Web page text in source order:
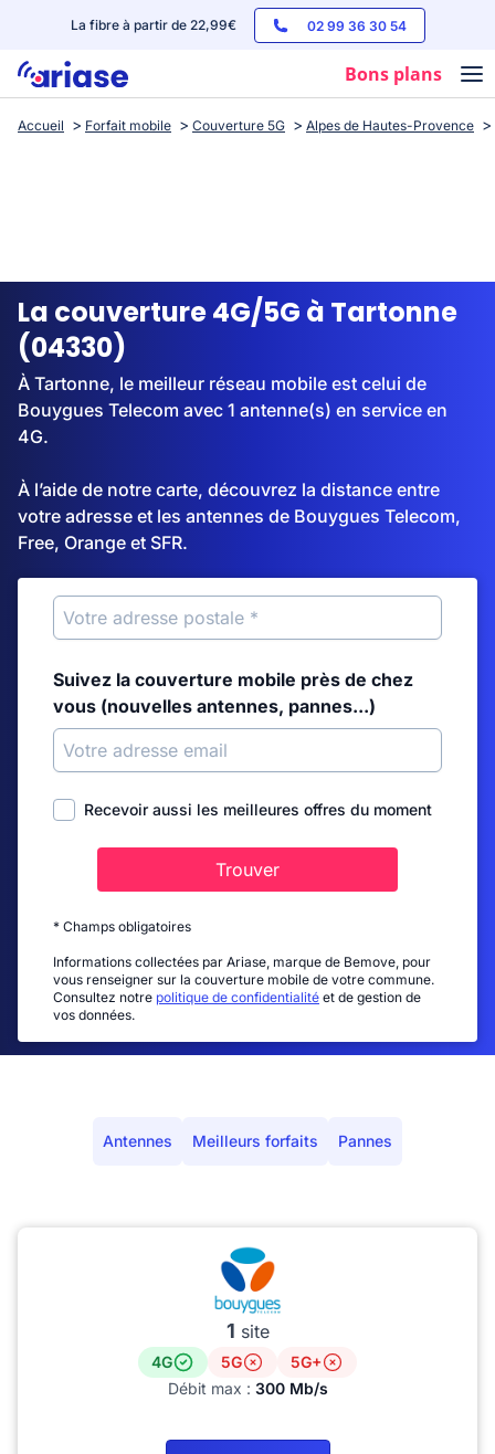
La fibre à partir de 22,99€ 02 99 36 30 54
Bons plans
Box internet
Streaming
Accueil Forfait mobile Couverture 5G Alpes de Hautes-Provence
La couverture 4G/5G à Tartonne
(04330)
À Tartonne, le meilleur réseau mobile est celui de
Bouygues Telecom avec 1 antenne(s) en service en
4G.
À l’aide de notre carte, découvrez la distance entre
votre adresse et les antennes de Bouygues Telecom,
Free, Orange et SFR.
Suivez la couverture mobile près de chez
vous (nouvelles antennes, pannes...)
Recevoir aussi les meilleures offres du moment
Trouver
* Champs obligatoires
Informations collectées par Ariase, marque de Bemove, pour
vous renseigner sur la couverture mobile de votre commune.
Consultez notre politique de confidentialité et de gestion de
vos données.
Antennes Meilleurs forfaits Pannes
1 site
4G 5G
5G+
Débit max : 300 Mb/s